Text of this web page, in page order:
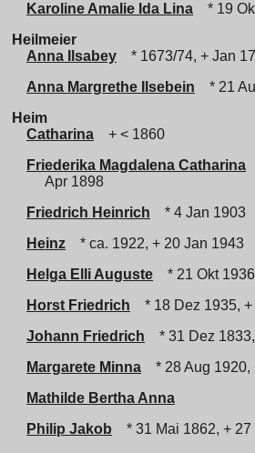
Karoline Amalie Ida Lina
* 19
Heilmeier
Anna Ilsabey
* 1673/74, + Jan
Anna Margrethe Ilsebein
* 21
Heim
Catharina
+ < 1860
Friederika Magdalena Catharina
Apr 1898
Friedrich Heinrich
* 4 Jan 1903
Heinz
* ca. 1922, + 20 Jan 1943
Helga Elli Auguste
* 21 Okt
Horst Friedrich
* 18 Dez 1935,
Johann Friedrich
* 31 Dez
Margarete Minna
* 28 Aug 1920,
Mathilde Bertha Anna
Philip Jakob
* 31 Mai 1862, + 27